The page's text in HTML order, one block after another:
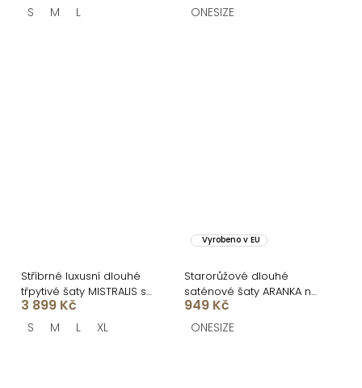
S M L ONESIZE
Stříbrné luxusní dlouhé
třpytivé šaty MISTRALIS s
rozparkem
3 899 Kč
S M L XL
Vyrobeno v EU
Starorůžové dlouhé
saténové šaty ARANKA na
ramínka
949 Kč
ONESIZE